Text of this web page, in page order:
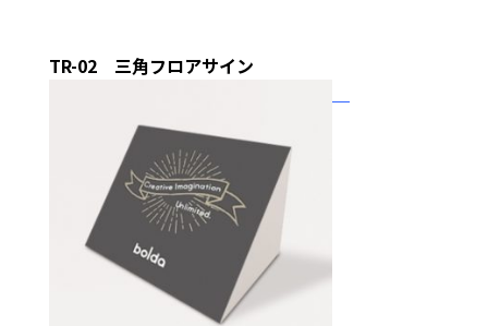
TR-02 三角フロアサイン